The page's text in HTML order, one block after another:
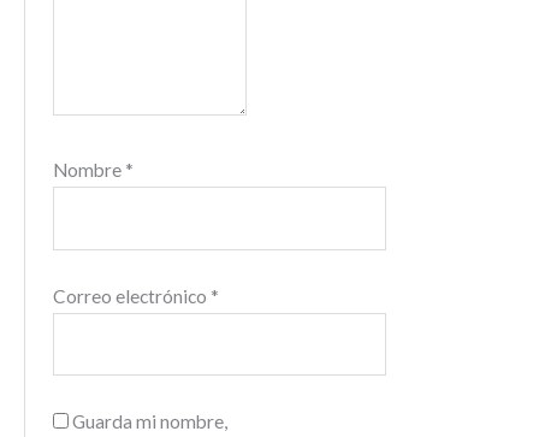
Nombre *
Correo electrónico *
Guarda mi nombre,